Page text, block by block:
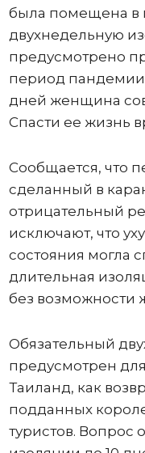
была помещена в
двухнедельную
предусмотрено
период пандемии
дней женщина
Спасти ее жизнь
Сообщается, что
сделанный в
отрицательный
исключают, что
состояния могла
длительная
без возможности
Обязательный
предусмотрен
Таиланд, как
подданных
туристов. Вопрос